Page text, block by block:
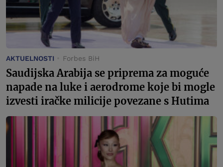
AKTUELNOSTI Forbes BiH
Saudijska Arabija se priprema za moguće
napade na luke i aerodrome koje bi mogle
izvesti iračke milicije povezane s Hutima